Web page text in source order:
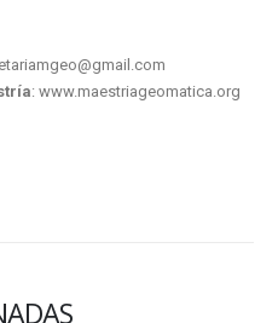
: www.maestriageomatica.org